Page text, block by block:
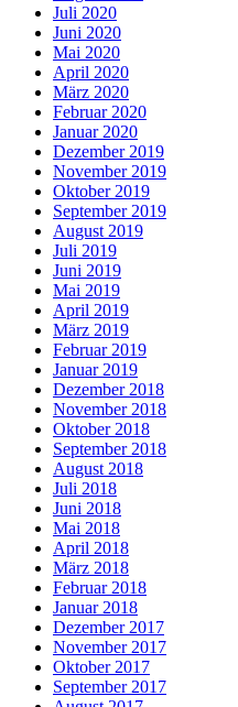
Juli 2020
Juni 2020
Mai 2020
April 2020
März 2020
Februar 2020
Januar 2020
Dezember 2019
November 2019
Oktober 2019
September 2019
August 2019
Juli 2019
Juni 2019
Mai 2019
April 2019
März 2019
Februar 2019
Januar 2019
Dezember 2018
November 2018
Oktober 2018
September 2018
August 2018
Juli 2018
Juni 2018
Mai 2018
April 2018
März 2018
Februar 2018
Januar 2018
Dezember 2017
November 2017
Oktober 2017
September 2017